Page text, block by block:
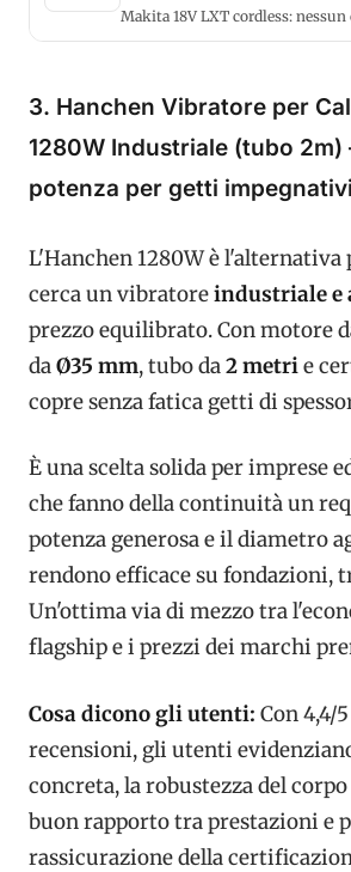
Makita 18V LXT cordless: nessun
3. Hanchen Vibratore per
1280W Industriale (tubo
potenza per getti impegnativi
L'Hanchen 1280W è l'alternativa
cerca un vibratoreindustriale e
prezzo equilibrato. Con motore
daØ35 mm, tubo da2 metrie
copre senza fatica getti di
È una scelta solida per imprese
che fanno della continuità un
potenza generosa e il diametro
rendono efficace su fondazioni,
Un'ottima via di mezzo tra
flagship e i prezzi dei marchi
Cosa dicono gli utenti: Con 4,4/5
recensioni, gli utenti
concreta, la robustezza del
buon rapporto tra prestazioni e
rassicurazione della